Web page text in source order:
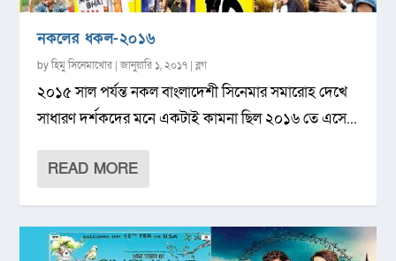
নকলের ধকল-২০১৬
byহিমু সিনেমাখোর |জানুয়ারি ১, ২০১৭ |ব্লগ
২০১৫ সাল পর্যন্ত নকল বাংলাদেশী সিনেমার সমারোহ দেখে
সাধারণ দর্শকদের মনে একটাই কামনা ছিল ২০১৬ তে এসে...
READ MORE